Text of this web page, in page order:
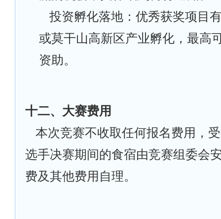
投资孵化落地：优秀获奖项目
或莫干山高新区产业孵化，最高
资助。
十二、大赛费用
本次竞赛不收取任何报名费用，
选手决赛期间的食宿由竞赛组委会
费及其他费用自理。